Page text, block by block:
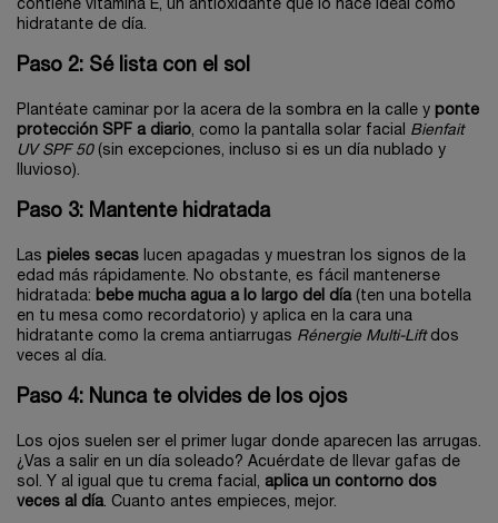
contiene vitamina E, un antioxidante que lo hace ideal como
hidratante de día.
Paso 2: Sé lista con el sol
Plantéate caminar por la acera de la sombra en la calle y ponte
protección SPF a diario , como la pantalla solar facial Bienfait
UV SPF 50(sin excepciones, incluso si es un día nublado y
lluvioso).
Paso 3: Mantente hidratada
Las pieles secas lucen apagadas y muestran los signos de la
edad más rápidamente. No obstante, es fácil mantenerse
hidratada: bebe mucha agua a lo largo del día(ten una botella
en tu mesa como recordatorio) y aplica en la cara una
hidratante como la crema antiarrugas Rénergie Multi-Liftdos
veces al día.
Paso 4: Nunca te olvides de los ojos
Los ojos suelen ser el primer lugar donde aparecen las arrugas.
¿Vas a salir en un día soleado? Acuérdate de llevar gafas de
sol. Y al igual que tu crema facial, aplica un contorno dos
veces al día. Cuanto antes empieces, mejor.